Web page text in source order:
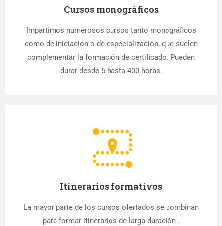
Cursos monográficos
Impartimos numerosos cursos tanto monográficos
como de iniciación o de especialización, que suelen
complementar la formación de certificado. Pueden
durar desde 5 hasta 400 horas.
Itinerarios formativos
La mayor parte de los cursos ofertados se combinan
para formar itinerarios de larga duración .